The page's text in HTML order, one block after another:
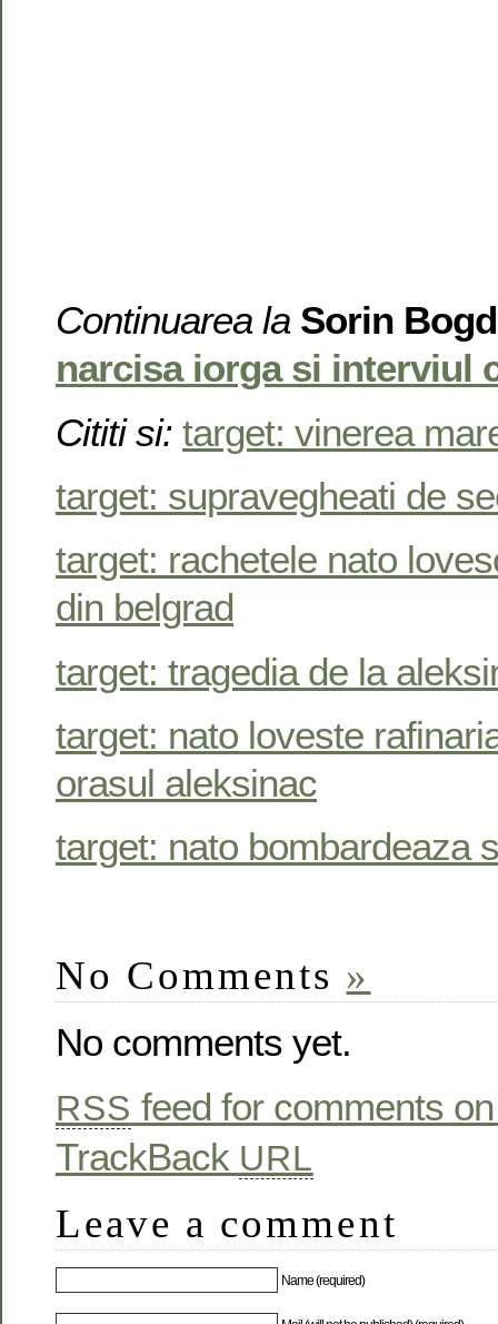
Continuarea la Sorin
narcisa iorga si interviul
Cititi si: target: vinerea
target: supravegheati de
target: rachetele nato
din belgrad
target: tragedia de la
target: nato loveste
orasul aleksinac
target: nato bombardeaza
No Comments »
No comments yet.
RSS feed for comments
TrackBack URL
Leave a comment
Name (required)